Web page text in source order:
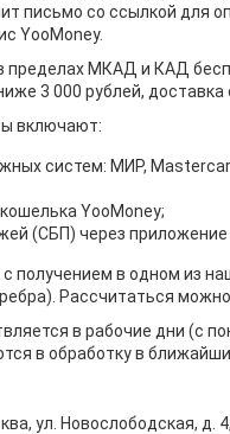
письмо со ссылкой для
YooMoney.
пределах МКАД и КАД
3 000 рублей,
включают:
систем: МИР,
YooMoney;
(СБП) через приложение
получением в одном из
Рассчитаться
в рабочие дни (с
в обработку в
ул. Новослободская, д.